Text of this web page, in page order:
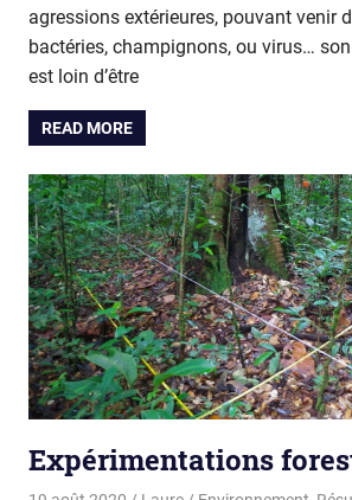
agressions extérieures, pouvant venir
bactéries, champignons, ou virus…
est loin d’être
READ MORE
Expérimentations